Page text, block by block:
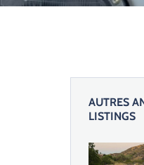
AUTRES
LISTINGS